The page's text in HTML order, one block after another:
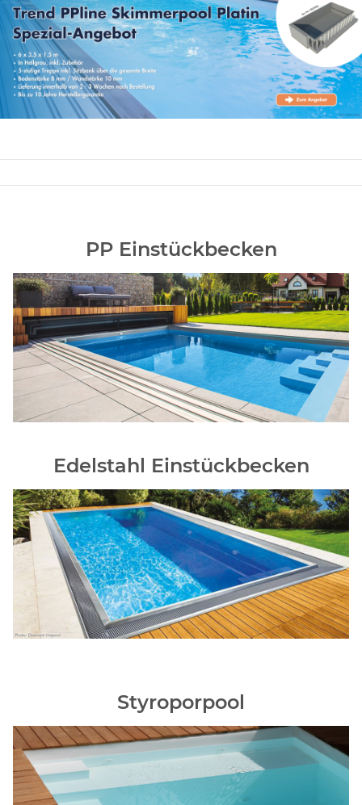
PP Einstückbecken
Edelstahl Einstückbecken
Styroporpool